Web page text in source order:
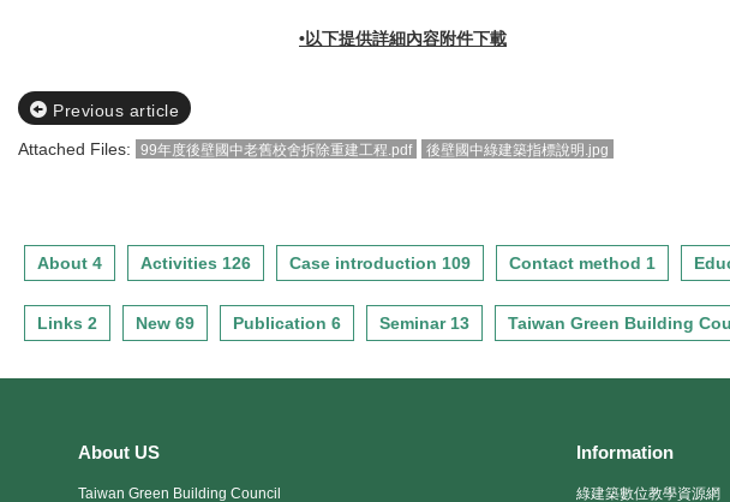
•以下提供詳細內容附件下載
Previous article
Attached Files:
99年度後壁國中老舊校舍拆除重建工程.pdf 後壁國中綠建築指標說明.jpg
About 4 Activities 126 Case introduction 109 Contact method 1
Links 2 New 69 Publication 6 Seminar 13 Taiwan Green Building
About US
Taiwan Green Building Council
Information
綠建築數位教學資源網